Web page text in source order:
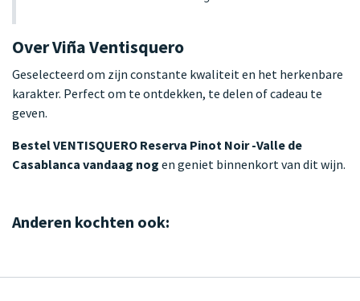
Over Viña Ventisquero
Geselecteerd om zijn constante kwaliteit en het herkenbare
karakter. Perfect om te ontdekken, te delen of cadeau te
geven.
Bestel VENTISQUERO Reserva Pinot Noir -Valle de
Casablanca vandaag nog en geniet binnenkort van dit wijn.
Anderen kochten ook: